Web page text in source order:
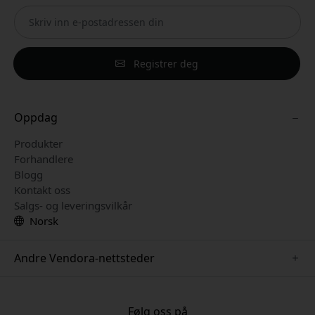
Registrer deg
Oppdag
Produkter
Forhandlere
Blogg
Kontakt oss
Salgs- og leveringsvilkår
Norsk
Andre Vendora-nettsteder
Følg oss på